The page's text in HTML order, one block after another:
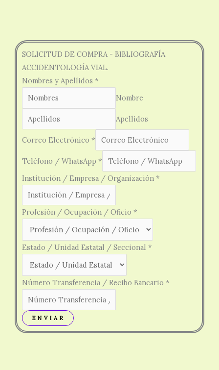
SOLICITUD DE COMPRA - BIBLIOGRAFÍA
ACCIDENTOLOGÍA VIAL.
Nombres y Apellidos *
Nombre
Apellidos
Oficio
Correo Electrónico *
Teléfono / WhatsApp *
Institución / Empresa / Organización *
Profesión / Ocupación / Oficio *
Estado / Unidad Estatal / Seccional *
Número Transferencia / Recibo Bancario *
E N V I A R